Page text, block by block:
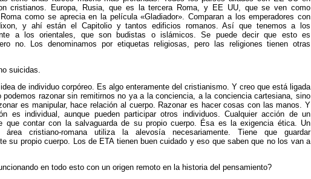
cristianos. Europa, Rusia, que es la tercera Roma, y EE UU, que se ven como
Roma como se aprecia en la película «Gladiador». Comparan a los emperadores con
y ahí están el Capitolio y tantos edificios romanos. Así que tenemos a los
a los orientales, que son budistas o islámicos. Se puede decir que esto es
no. Los denominamos por etiquetas religiosas, pero las religiones tienen otras
suicidas.
de individuo corpóreo. Es algo enteramente del cristianismo. Y creo que está ligada
podemos razonar sin remitirnos no ya a la conciencia, a la conciencia cartesiana, sino
es manipular, hace relación al cuerpo. Razonar es hacer cosas con las manos. Y
es individual, aunque pueden participar otros individuos. Cualquier acción de un
que contar con la salvaguarda de su propio cuerpo. Ésa es la exigencia ética. Un
área cristiano-romana utiliza la alevosía necesariamente. Tiene que guardar
su propio cuerpo. Los de ETA tienen buen cuidado y eso que saben que no los van a
en todo esto con un origen remoto en la historia del pensamiento?